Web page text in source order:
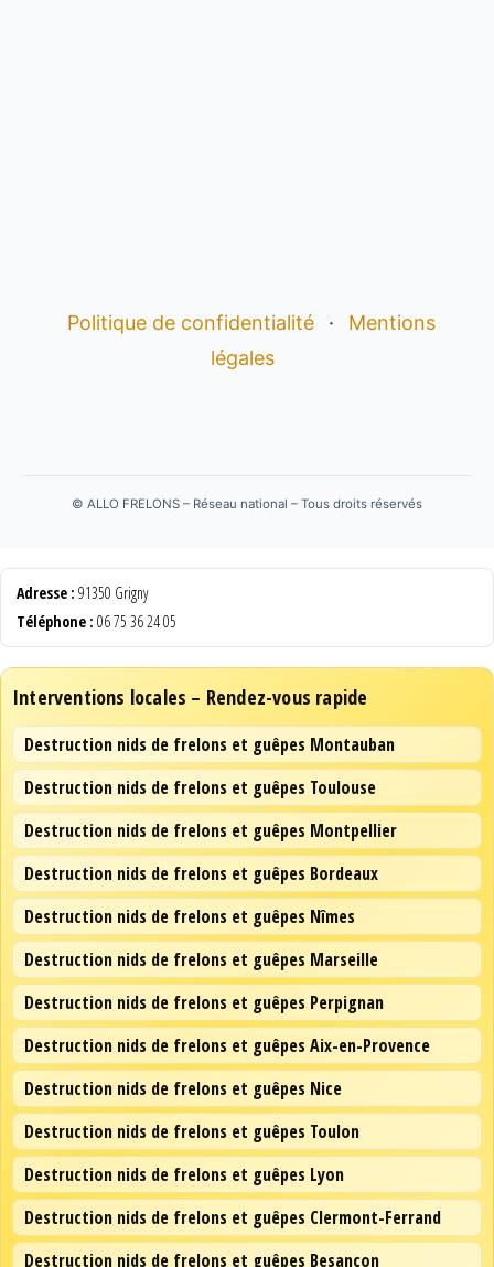
Politique de confidentialité ·
Mentions
légales
© ALLO FRELONS – Réseau national – Tous droits réservés
Adresse : 91350 Grigny
Téléphone : 06 75 36 24 05
Interventions locales – Rendez-vous rapide
Destruction nids de frelons et guêpes Montauban
Destruction nids de frelons et guêpes Toulouse
Destruction nids de frelons et guêpes Montpellier
Destruction nids de frelons et guêpes Bordeaux
Destruction nids de frelons et guêpes Nîmes
Destruction nids de frelons et guêpes Marseille
Destruction nids de frelons et guêpes Perpignan
Destruction nids de frelons et guêpes Aix-en-Provence
Destruction nids de frelons et guêpes Nice
Destruction nids de frelons et guêpes Toulon
Destruction nids de frelons et guêpes Lyon
Destruction nids de frelons et guêpes Clermont-Ferrand
Destruction nids de frelons et guêpes Besançon